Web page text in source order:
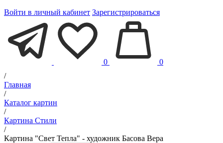
Войти в личный кабинет Зарегистрироваться
0
0
/
Главная
/
Каталог картин
/
Картина Стили
/
Картина "Свет Тепла" - художник Басова Вера